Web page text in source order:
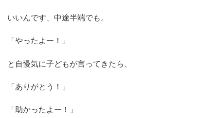
いいんです、中途半端でも。
「やったよー！」
と自慢気に子どもが言ってきたら、
「ありがとう！」
「助かったよー！」